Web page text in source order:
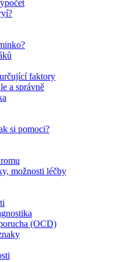
faktory
a správně
si pomoci?
možnosti léčby
(OCD)